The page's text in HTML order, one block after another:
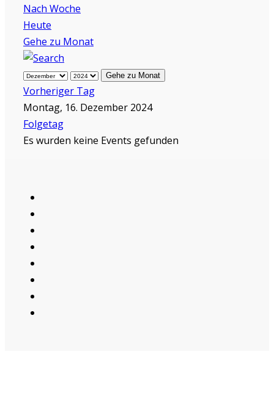
Nach Woche
Heute
Gehe zu Monat
Gehe zu Monat
Vorheriger Tag
Montag, 16. Dezember 2024
Folgetag
Es wurden keine Events gefunden